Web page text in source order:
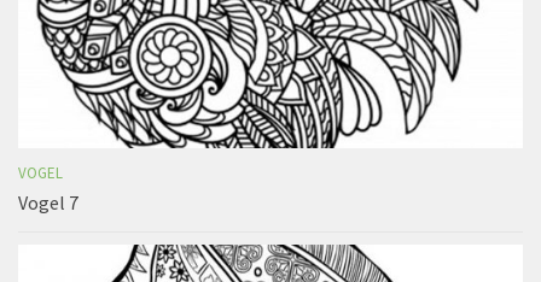
VOGEL
Vogel 7